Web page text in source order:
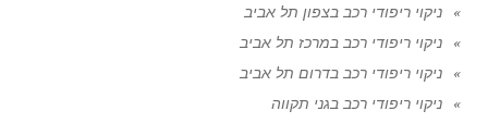
ניקוי ריפודי רכב בצפון תל אביב
ניקוי ריפודי רכב במרכז תל אביב
ניקוי ריפודי רכב בדרום תל אביב
ניקוי ריפודי רכב בגני תקווה